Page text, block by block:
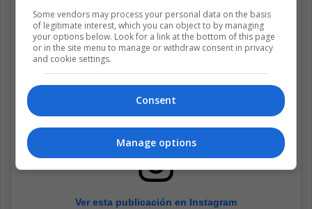
Ver esta publicación en Instagram
Some vendors may process your personal data on the basis
of legitimate interest, which you can object to by managing
your options below. Look for a link at the bottom of this page
or in the site menu to manage or withdraw consent in privacy
and cookie settings.
Consent
Manage options